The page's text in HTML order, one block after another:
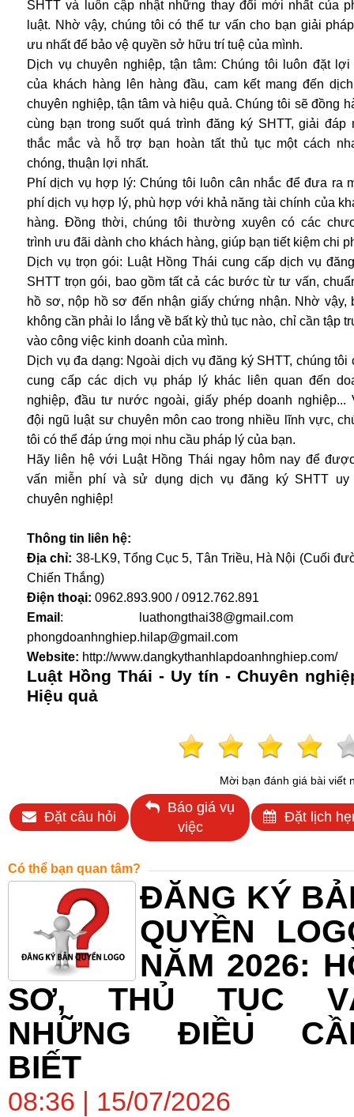
SHTT và luôn cập nhật những thay đổi mới nhất của
luật. Nhờ vậy, chúng tôi có thể tư vấn cho bạn giải
ưu nhất để bảo vệ quyền sở hữu trí tuệ của mình.
Dịch vụ chuyên nghiệp, tận tâm: Chúng tôi luôn đặt lợi
của khách hàng lên hàng đầu, cam kết mang đến
chuyên nghiệp, tận tâm và hiệu quả. Chúng tôi sẽ đồng
cùng bạn trong suốt quá trình đăng ký SHTT, giải đáp
thắc mắc và hỗ trợ bạn hoàn tất thủ tục một cách
chóng, thuận lợi nhất.
Phí dịch vụ hợp lý: Chúng tôi luôn cân nhắc để đưa ra
phí dịch vụ hợp lý, phù hợp với khả năng tài chính của
hàng. Đồng thời, chúng tôi thường xuyên có các
trình ưu đãi dành cho khách hàng, giúp bạn tiết kiệm chi
Dịch vụ trọn gói: Luật Hồng Thái cung cấp dịch vụ
SHTT trọn gói, bao gồm tất cả các bước từ tư vấn,
hồ sơ, nộp hồ sơ đến nhận giấy chứng nhận. Nhờ vậy,
không cần phải lo lắng về bất kỳ thủ tục nào, chỉ cần tập
vào công việc kinh doanh của mình.
Dịch vụ đa dạng: Ngoài dịch vụ đăng ký SHTT, chúng tôi
cung cấp các dịch vụ pháp lý khác liên quan đến
nghiệp, đầu tư nước ngoài, giấy phép doanh nghiệp...
đội ngũ luật sư chuyên môn cao trong nhiều lĩnh vực,
tôi có thể đáp ứng mọi nhu cầu pháp lý của bạn.
Hãy liên hệ với Luật Hồng Thái ngay hôm nay để
vấn miễn phí và sử dụng dịch vụ đăng ký SHTT uy
chuyên nghiệp!
Thông tin liên hệ:
Địa chỉ: 38-LK9, Tổng Cục 5, Tân Triều, Hà Nội (Cuối
Chiến Thắng)
Điện thoại: 0962.893.900 / 0912.762.891
Email: luathongthai38@gmail.com
phongdoanhnghiep.hilap@gmail.com
Website: http://www.dangkythanhlapdoanhnghiep.com/
Luật Hồng Thái - Uy tín - Chuyên
Hiệu quả
Mời bạn đánh giá bài viết
Đặt câu hỏi
Báo giá vụ
việc
Đặt lịch
Có thể bạn quan tâm?
ĐĂNG KÝ
QUYỀN
NĂM 2026:
SƠ, THỦ TỤC
NHỮNG ĐIỀU
BIẾT
08:36 | 15/07/2026